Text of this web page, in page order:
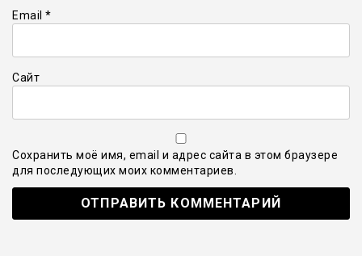
Email *
Сайт
Сохранить моё имя, email и адрес сайта в этом браузере
для последующих моих комментариев.